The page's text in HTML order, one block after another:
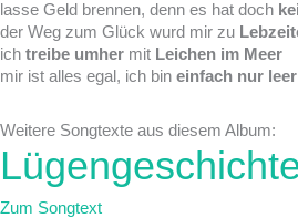
lasse Geld brennen, denn es hat doch
der Weg zum Glück wurd mir zu
ich treibe umher mit Leichen im Meer
mir ist alles egal, ich bin einfach nur leer
Weitere Songtexte aus diesem Album:
Zum Songtext